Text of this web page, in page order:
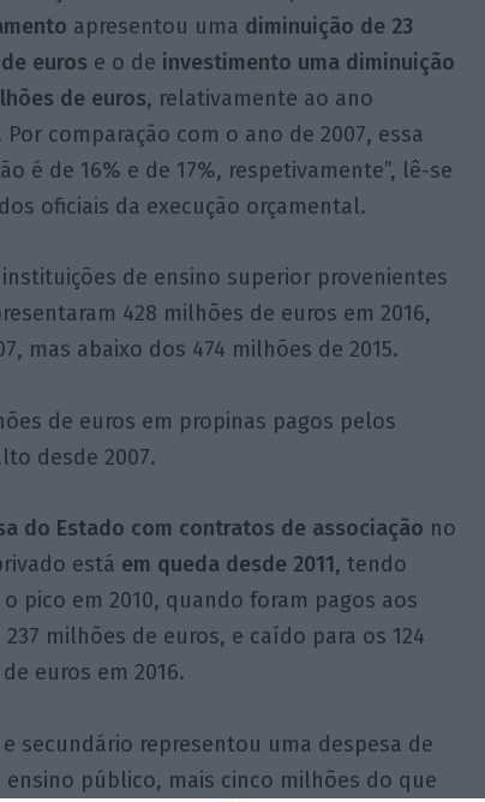
apresentou uma diminuição de 23
euros e o de investimento uma diminuição
de euros, relativamente ao ano
comparação com o ano de 2007, essa
é de 16% e de 17%, respetivamente”, lê-se
oficiais da execução orçamental.
de ensino superior provenientes
428 milhões de euros em 2016,
mas abaixo dos 474 milhões de 2015.
de euros em propinas pagos pelos
desde 2007.
do Estado com contratos de associação no
está em queda desde 2011, tendo
pico em 2010, quando foram pagos aos
milhões de euros, e caído para os 124
euros em 2016.
secundário representou uma despesa de
público, mais cinco milhões do que